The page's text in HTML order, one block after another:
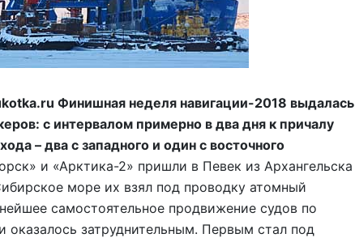
Финишная неделя навигации-2018 выдалась
с интервалом примерно в два дня к причалу
– два с западного и один с восточного
и «Арктика-2» пришли в Певек из Архангельска
море их взял под проводку атомный
самостоятельное продвижение судов по
оказалось затруднительным. Первым стал под